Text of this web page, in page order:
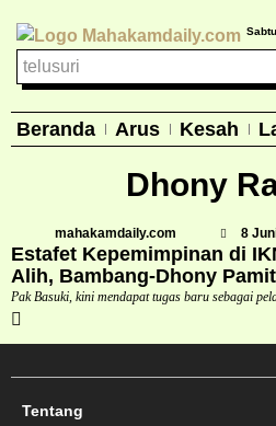
Beranda Arus Kesah
Dhony
mahakamdaily.com 8
Estafet Kepemimpinan di
Alih, Bambang-Dhony Pamit
Pak Basuki, kini mendapat tugas baru sebagai
Tentang